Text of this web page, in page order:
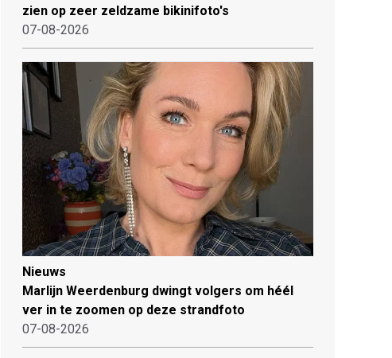
zien op zeer zeldzame bikinifoto's
07-08-2026
Nieuws
Marlijn Weerdenburg dwingt volgers om héél
ver in te zoomen op deze strandfoto
07-08-2026